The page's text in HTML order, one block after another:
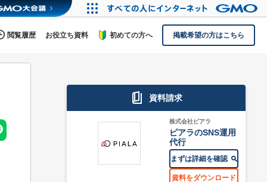
閲覧履歴 お役立ち資料 初めての方へ 掲載希望の方はこちら
資料請求
株式会社ピアラ
ピアラのSNS運用
代行
まずは詳細を確認
資料をダウンロード